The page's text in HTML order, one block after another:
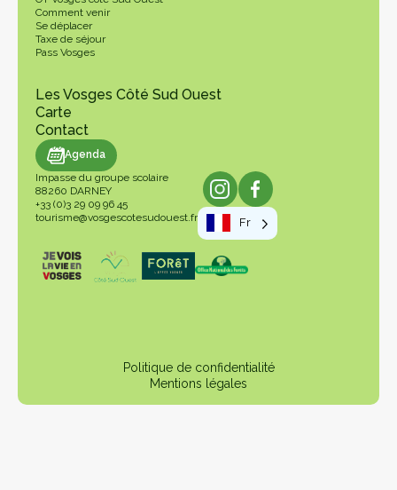
Comment venir
Se déplacer
Taxe de séjour
Pass Vosges
Les Vosges Côté Sud Ouest
Carte
Contact
Agenda
Impasse du groupe scolaire
88260 DARNEY
+33 (0)3 29 09 96 45
tourisme@vosgescotesudouest.fr
Fr
Politique de confidentialité
Mentions légales